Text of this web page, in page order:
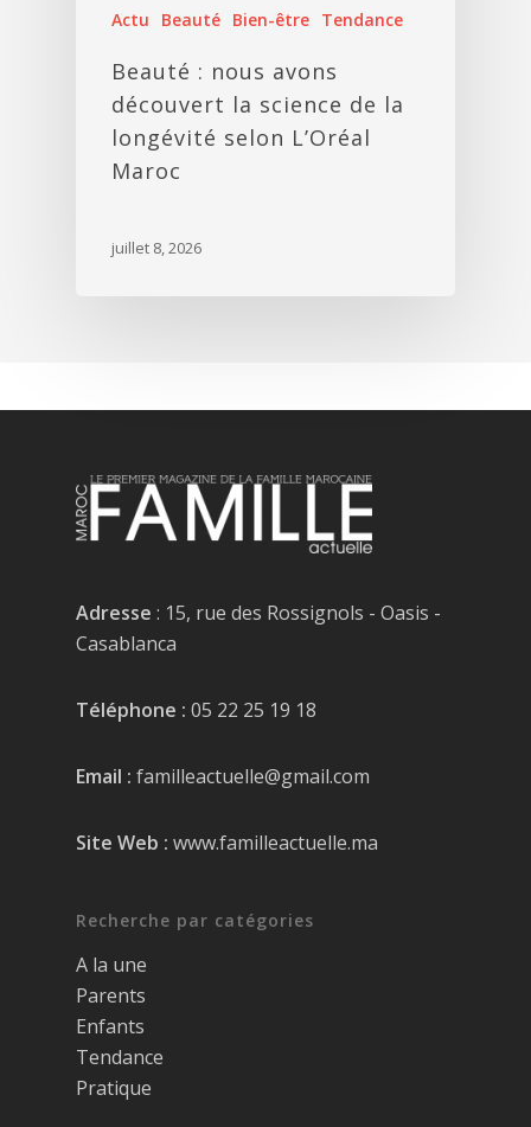
Actu Beauté Bien-être Tendance
Beauté : nous avons
découvert la science de la
longévité selon L’Oréal
Maroc
juillet 8, 2026
Adresse : 15, rue des Rossignols - Oasis -
Casablanca
Téléphone : 05 22 25 19 18
Email : familleactuelle@gmail.com
Site Web : www.familleactuelle.ma
Recherche par catégories
A la une
Parents
Enfants
Tendance
Pratique